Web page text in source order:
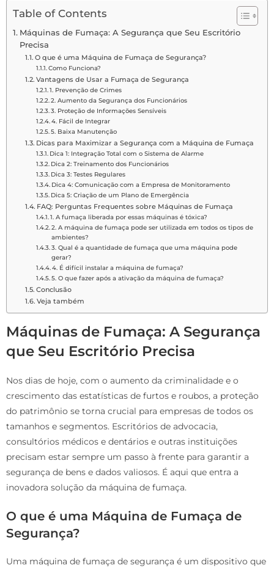
Table of Contents
Máquinas de Fumaça: A Segurança que Seu Escritório
Precisa
O que é uma Máquina de Fumaça de Segurança?
Como Funciona?
Vantagens de Usar a Fumaça de Segurança
1. Prevenção de Crimes
2. Aumento da Segurança dos Funcionários
3. Proteção de Informações Sensíveis
4. Fácil de Integrar
5. Baixa Manutenção
Dicas para Maximizar a Segurança com a Máquina de Fumaça
Dica 1: Integração Total com o Sistema de Alarme
Dica 2: Treinamento dos Funcionários
Dica 3: Testes Regulares
Dica 4: Comunicação com a Empresa de Monitoramento
Dica 5: Criação de um Plano de Emergência
FAQ: Perguntas Frequentes sobre Máquinas de Fumaça
1. A fumaça liberada por essas máquinas é tóxica?
2. A máquina de fumaça pode ser utilizada em todos os tipos de
ambientes?
3. Qual é a quantidade de fumaça que uma máquina pode
gerar?
4. É difícil instalar a máquina de fumaça?
5. O que fazer após a ativação da máquina de fumaça?
Conclusão
Veja também
Máquinas de Fumaça: A Segurança
que Seu Escritório Precisa
Nos dias de hoje, com o aumento da criminalidade e o
crescimento das estatísticas de furtos e roubos, a proteção
do patrimônio se torna crucial para empresas de todos os
tamanhos e segmentos. Escritórios de advocacia,
consultórios médicos e dentários e outras instituições
precisam estar sempre um passo à frente para garantir a
segurança de bens e dados valiosos. É aqui que entra a
inovadora solução da máquina de fumaça.
O que é uma Máquina de Fumaça de
Segurança?
Uma máquina de fumaça de segurança é um dispositivo que